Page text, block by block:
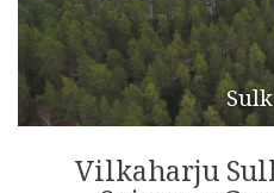
Vilkaharju